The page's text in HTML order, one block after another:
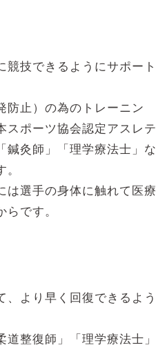
技できるようにサポート
防止）の為のトレーニン
スポーツ協会認定アスレテ
鍼灸師」「理学療法士」な
は選手の身体に触れて医療
です。
、より早く回復できるよう
整復師」「理学療法士」